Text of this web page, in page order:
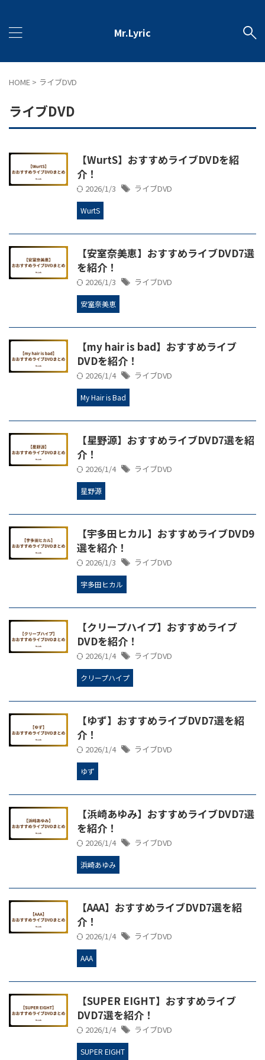
Mr.Lyric
HOME > ライブDVD
ライブDVD
【WurtS】おすすめライブDVDを紹
介！
2026/1/3 ライブDVD
WurtS
【安室奈美恵】おすすめライブDVD7選
を紹介！
2026/1/3 ライブDVD
安室奈美恵
【my hair is bad】おすすめライブ
DVDを紹介！
2026/1/4 ライブDVD
My Hair is Bad
【星野源】おすすめライブDVD7選を紹
介！
2026/1/4 ライブDVD
星野源
【宇多田ヒカル】おすすめライブDVD9
選を紹介！
2026/1/3 ライブDVD
宇多田ヒカル
【クリープハイプ】おすすめライブ
DVDを紹介！
2026/1/4 ライブDVD
クリープハイプ
【ゆず】おすすめライブDVD7選を紹
介！
2026/1/4 ライブDVD
ゆず
【浜崎あゆみ】おすすめライブDVD7選
を紹介！
2026/1/4 ライブDVD
浜崎あゆみ
【AAA】おすすめライブDVD7選を紹
介！
2026/1/4 ライブDVD
AAA
【SUPER EIGHT】おすすめライブ
DVD7選を紹介！
2026/1/4 ライブDVD
SUPER EIGHT